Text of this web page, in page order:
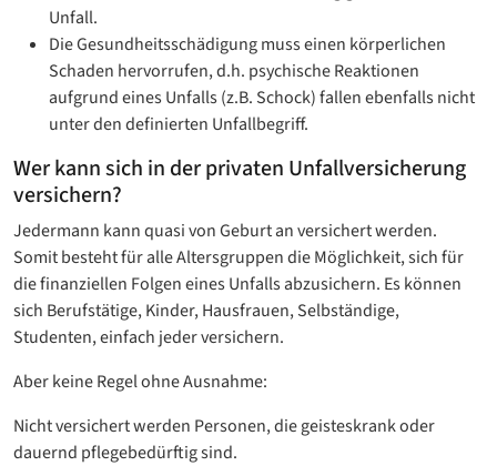
Unfall.
Die Gesundheitsschädigung muss einen körperlichen
Schaden hervorrufen, d.h. psychische Reaktionen
aufgrund eines Unfalls (z.B. Schock) fallen ebenfalls nicht
unter den definierten Unfallbegriff.
Wer kann sich in der privaten Unfallversicherung
versichern?
Jedermann kann quasi von Geburt an versichert werden.
Somit besteht für alle Altersgruppen die Möglichkeit, sich für
die finanziellen Folgen eines Unfalls abzusichern. Es können
sich Berufstätige, Kinder, Hausfrauen, Selbständige,
Studenten, einfach jeder versichern.
Aber keine Regel ohne Ausnahme:
Nicht versichert werden Personen, die geisteskrank oder
dauernd pflegebedürftig sind.